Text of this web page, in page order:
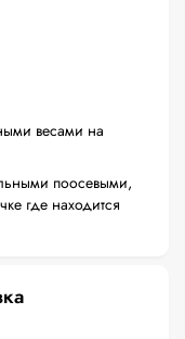
весами на
поосевыми,
где находится